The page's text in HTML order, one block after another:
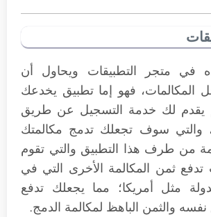
في متجر التطبيقات ويحاول أن
المكالمات، فهو إما تطبيق يخدعك
لك خدمة التسجيل عن طريق
والتي سوف تجعلك تدمج مكالمتك
من طرف هذا التطبيق والتي تقوم
تدفع ثمن المكالمة الأخرى التي في
مثل أمريكا؛ مما يجعلك تدفع
نفسه والثمن الباهظ لمكالمة الدمج.